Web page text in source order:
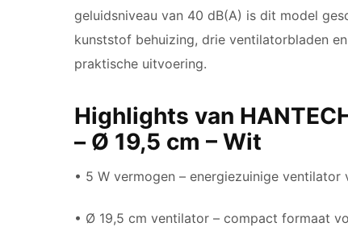
geluidsniveau van 40 dB(A) is dit model
kunststof behuizing, drie ventilatorbladen
praktische uitvoering.
Highlights van
– Ø 19,5 cm – Wit
• 5 W vermogen – energiezuinige
• Ø 19,5 cm ventilator – compact formaat